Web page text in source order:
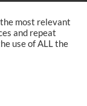
most relevant
and repeat
use of ALL the